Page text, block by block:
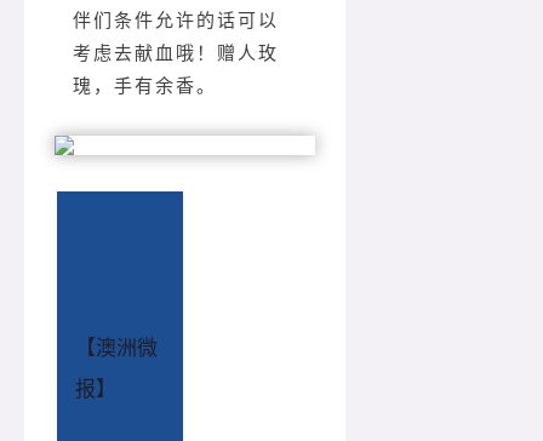
伴们条件允许的话可以
考虑去献血哦！赠人玫
瑰，手有余香。
【澳洲微
报】